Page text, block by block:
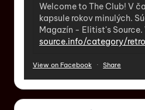
Welcome to The Club! V
kapsule rokov minulých.
Magazín - Elitist's Source.
source.info/category/
View on Facebook · Share